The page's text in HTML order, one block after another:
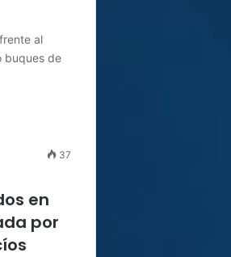
al
buques de
37
en
por